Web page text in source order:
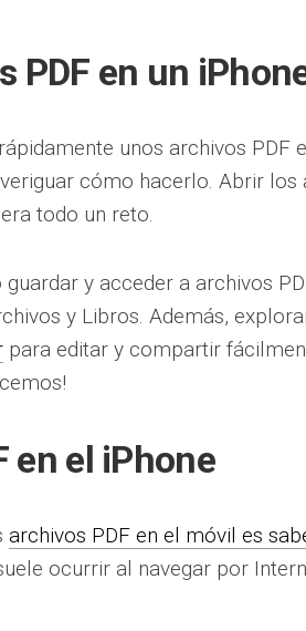
PDF en un
unos archivos PDF
cómo hacerlo. Abrir los
todo un reto.
y acceder a archivos
y Libros. Además,
para editar y compartir
en el iPhone
archivos PDF en el móvil es
ocurrir al navegar por